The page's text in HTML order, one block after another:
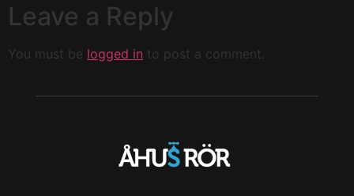
Leave a Reply
You must be logged in to post a comment.